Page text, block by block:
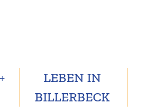
LEBEN IN
BILLERBECK